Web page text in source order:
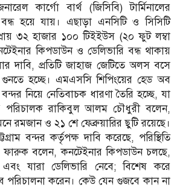
কার্গো বার্থ (জিসিবি) টার্মিনালের
হয়ে যায়। এছাড়া এনসিটি ও সিসিটি
৩২ হাজার ১০০ টিইইউস (২০ ফুট লম্বা
কিপডাউন ও ডেলিভারি বন্ধ থাকায়
দাবি, প্রতিটি জাহাজ জেটিতে অলস বসে
হচ্ছে। এমএসসি শিপিংয়ের হেড অব
নিয়ে নেতিবাচক ধারণা তৈরি হচ্ছে, যা
র পরিচালক রাকিবুল আলম চৌধুরী বলেন,
রমজান ও ২১ শে ফেব্রুয়ারির ছুটি রয়েছে।
বন্দর কর্তৃপক্ষ দাবি করেছে, পরিস্থিতি
ফারুক বলেন, কনটেইনার কিপডাউন চলছে,
যারা ডেলিভারি নেবে; বিশেষ করে
পরিচালনা করেন। কেউ যেন গুজবে কান না